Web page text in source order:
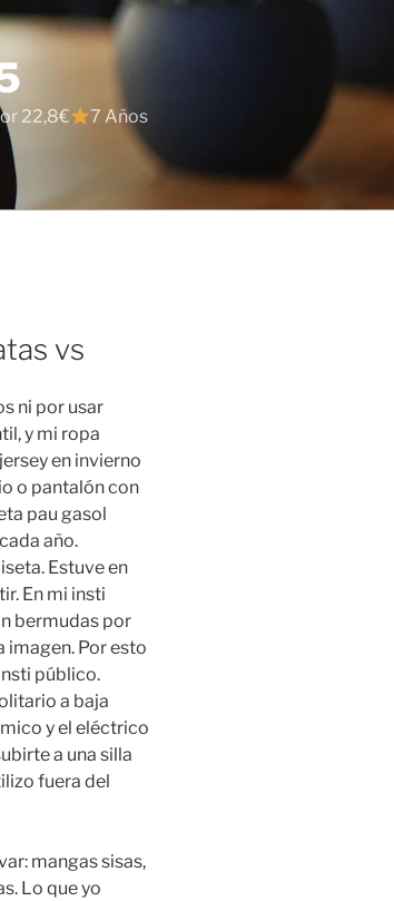
22,8€
7 Años
vs
ni por usar
y mi ropa
en invierno
o pantalón con
pau gasol
año.
Estuve en
En mi insti
bermudas por
imagen. Por esto
público.
a baja
y el eléctrico
a una silla
fuera del
mangas sisas,
Lo que yo